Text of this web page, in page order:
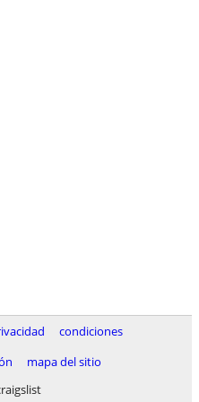
condiciones
mapa del sitio